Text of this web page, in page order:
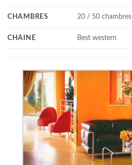
CHAMBRES 20 / 50 chambres
CHAINE Best western